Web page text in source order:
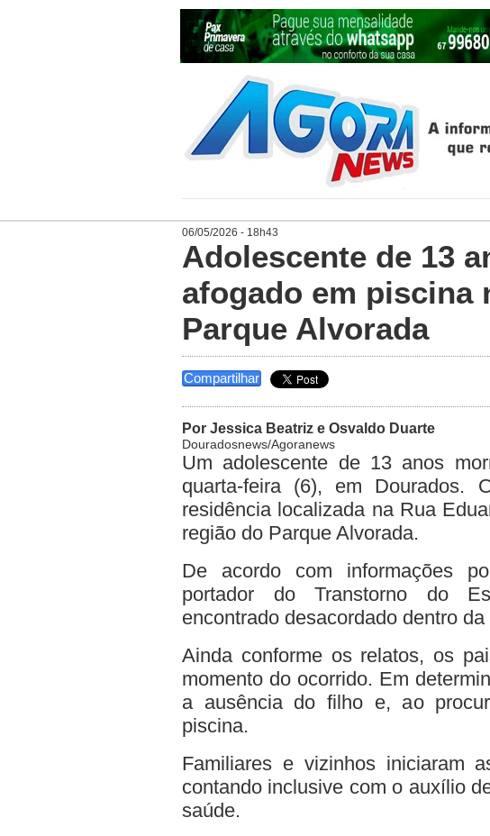
06/05/2026 - 18h43
Adolescente de 13
afogado em piscina
Parque Alvorada
Compartilhar
Por Jessica Beatriz e Osvaldo Duarte
Douradosnews/Agoranews
Um adolescente de 13 anos
quarta-feira (6), em Dourados.
residência localizada na Rua
região do Parque Alvorada.
De acordo com informações
portador do Transtorno do
encontrado desacordado dentro
Ainda conforme os relatos, os
momento do ocorrido. Em
a ausência do filho e, ao
piscina.
Familiares e vizinhos iniciaram
contando inclusive com o auxílio
saúde.